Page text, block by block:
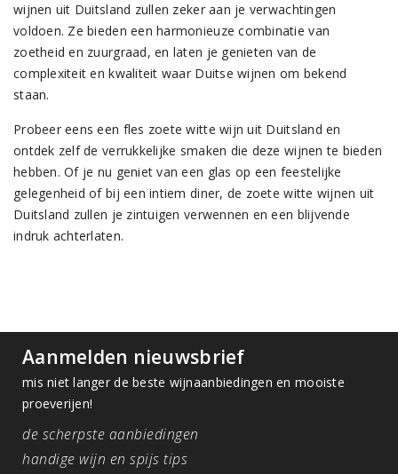
wijnen uit Duitsland zullen zeker aan je verwachtingen
voldoen. Ze bieden een harmonieuze combinatie van
zoetheid en zuurgraad, en laten je genieten van de
complexiteit en kwaliteit waar Duitse wijnen om bekend
staan.
Probeer eens een fles zoete witte wijn uit Duitsland en
ontdek zelf de verrukkelijke smaken die deze wijnen te bieden
hebben. Of je nu geniet van een glas op een feestelijke
gelegenheid of bij een intiem diner, de zoete witte wijnen uit
Duitsland zullen je zintuigen verwennen en een blijvende
indruk achterlaten.
Aanmelden nieuwsbrief
mis niet langer de beste wijnaanbiedingen en mooiste
proeverijen!
de scherpste aanbiedingen
handige wijn en spijs tips